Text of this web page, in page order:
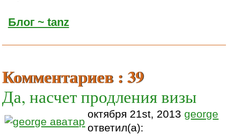
Блог ~ tanz
Комментариев : 39
Да, насчет продления визы
октября 21st, 2013george
ответил(а):